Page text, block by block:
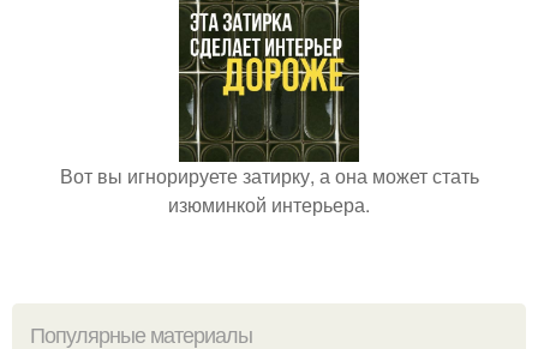
Вот вы игнорируете затирку, а она может стать
изюминкой интерьера.
Популярные материалы